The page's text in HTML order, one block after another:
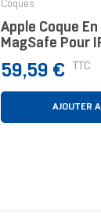
Coques
Apple Coque
MagSafe Pour
- Vert Lacustre
Prix
59,59 € TTC
AJOUTER